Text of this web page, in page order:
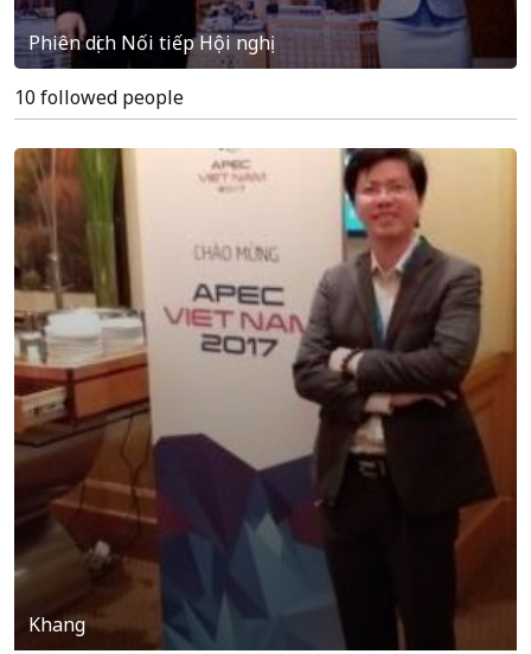
Phiên dịch Nối tiếp Hội nghị
10 followed people
Khang